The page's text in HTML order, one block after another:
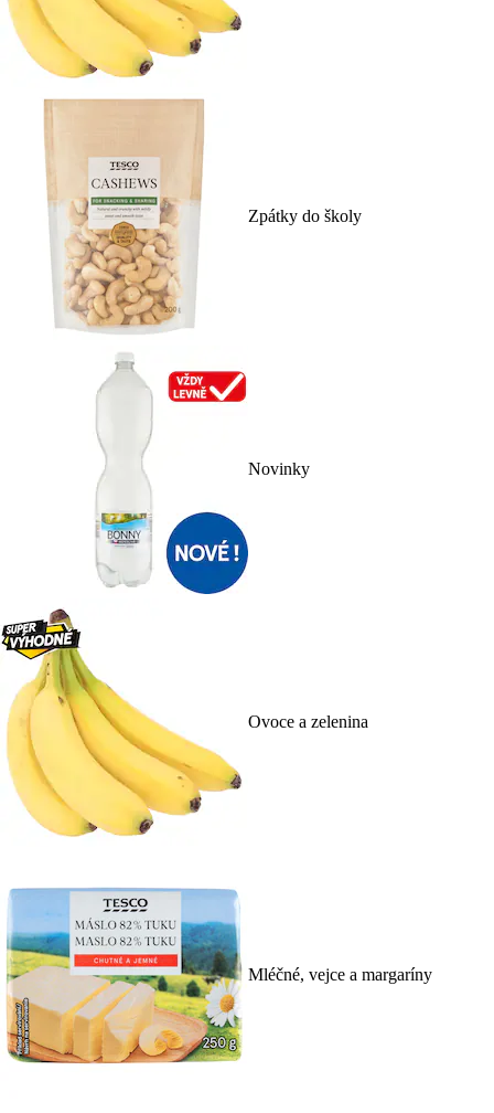
Zpátky do školy
Novinky
Ovoce a zelenina
Mléčné, vejce a margaríny